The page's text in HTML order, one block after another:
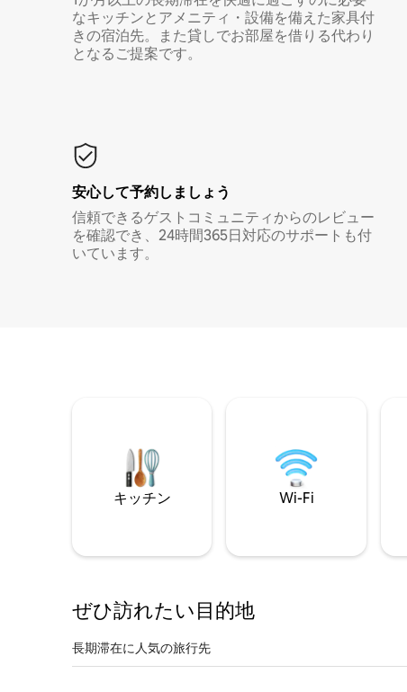
なキッチンとアメニティ・設備を備えた家具付
きの宿泊先。また貸しでお部屋を借りる代わり
となるご提案です。
安心して予約しましょう
信頼できるゲストコミュニティからのレビュー
を確認でき、24時間365日対応のサポートも付
いています。
キッチン Wi-Fi
ぜひ訪⁠れ⁠た⁠い目⁠的⁠地
長期滞在に人気の旅行先